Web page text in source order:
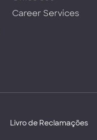
Career Services
Livro de Reclamações